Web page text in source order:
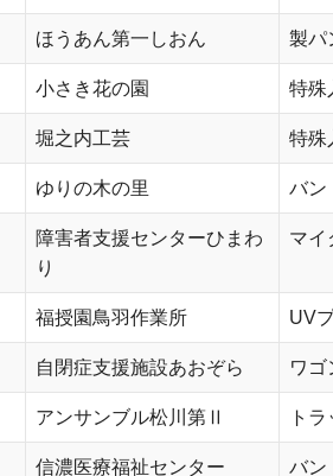
ほうあん第一しおん 製パ
小さき花の園 特殊
堀之内工芸 特殊
ゆりの木の里 バン
障害者支援センターひまわ
り
マイ
福授園鳥羽作業所 UV
自閉症支援施設あおぞら ワゴ
アンサンブル松川第Ⅱ トラ
信濃医療福祉センター バン